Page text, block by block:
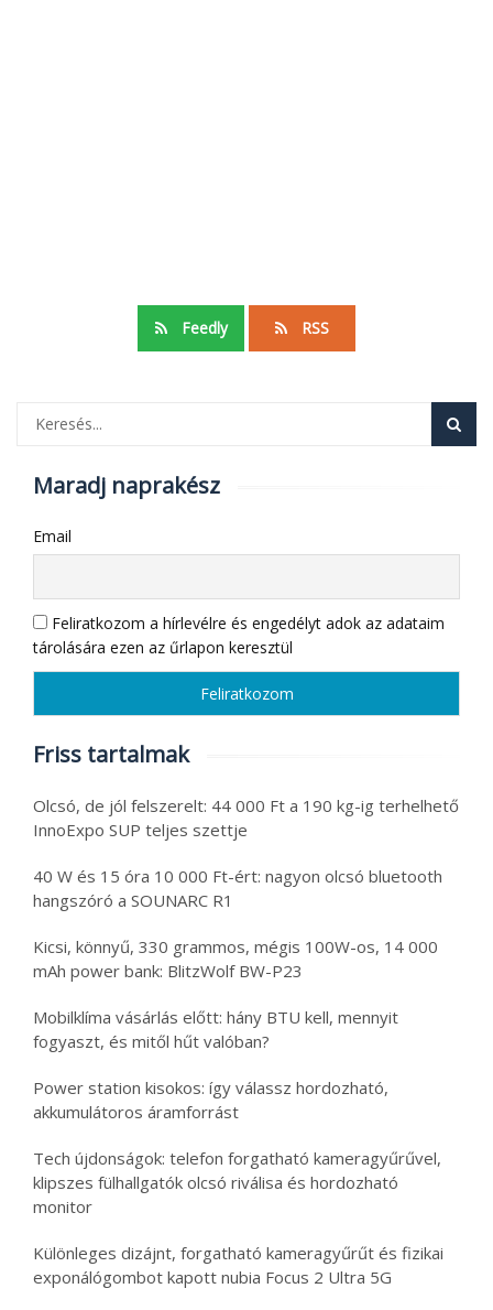
Feedly RSS
Maradj naprakész
Email
Feliratkozom a hírlevélre és engedélyt adok az adataim
tárolására ezen az űrlapon keresztül
Friss tartalmak
Olcsó, de jól felszerelt: 44 000 Ft a 190 kg-ig terhelhető
InnoExpo SUP teljes szettje
40 W és 15 óra 10 000 Ft-ért: nagyon olcsó bluetooth
hangszóró a SOUNARC R1
Kicsi, könnyű, 330 grammos, mégis 100W-os, 14 000
mAh power bank: BlitzWolf BW-P23
Mobilklíma vásárlás előtt: hány BTU kell, mennyit
fogyaszt, és mitől hűt valóban?
Power station kisokos: így válassz hordozható,
akkumulátoros áramforrást
Tech újdonságok: telefon forgatható kameragyűrűvel,
klipszes fülhallgatók olcsó riválisa és hordozható
monitor
Különleges dizájnt, forgatható kameragyűrűt és fizikai
exponálógombot kapott nubia Focus 2 Ultra 5G